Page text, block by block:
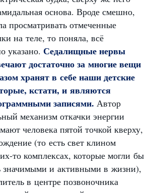
основа. Вроде смешно,
просматривать отмеченные
на теле, то поняла, всё
указано. Седалищные нервы
достаточно за многие вещи
хранят в себе наши детские
кстати, и являются
записями. Автор
механизм откачки энергии
человека пятой точкой кверху,
(то есть свет клином
то комплексах, которые могли бы
значимыми и активными в жизни),
в центре позвоночника